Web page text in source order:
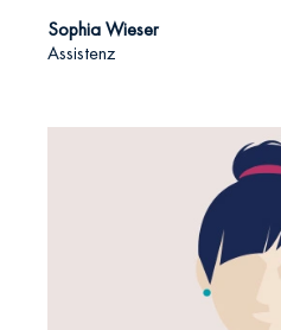
Sophia Wieser
Assistenz